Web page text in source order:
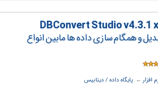
و همگام سازی داده ها مابین انواع
افزار ← ‏ پایگاه داده / دیتابیس